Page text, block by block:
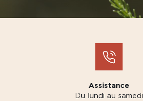
Assistance
Du lundi au samedi